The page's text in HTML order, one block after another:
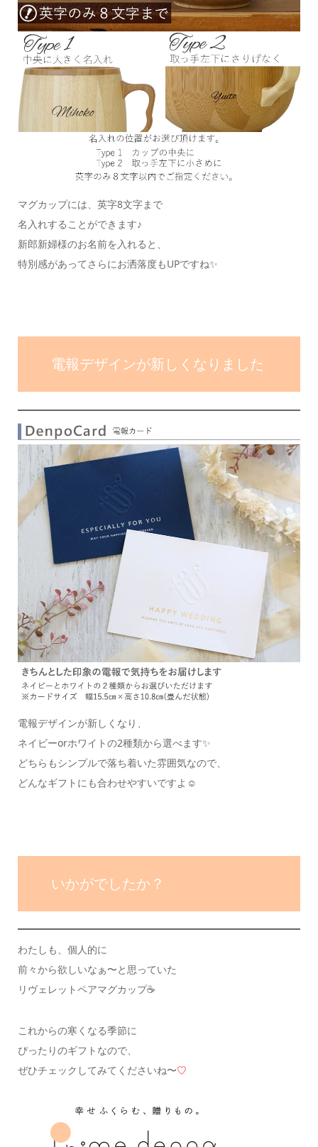
マグカップには、英字8文字まで
名入れすることができます♪
新郎新婦様のお名前を入れると、
特別感があってさらにお洒落度もUPですね✨
電報デザインが新しくなりました
電報デザインが新しくなり、
ネイビーorホワイトの2種類から選べます✨
どちらもシンプルで落ち着いた雰囲気なので、
どんなギフトにも合わせやすいですよ☺️
いかがでしたか？
わたしも、個人的に
前々から欲しいなぁ〜と思っていた
リヴェレットペアマグカップ☕️
これからの寒くなる季節に
ぴったりのギフトなので、
ぜひチェックしてみてくださいね〜♡